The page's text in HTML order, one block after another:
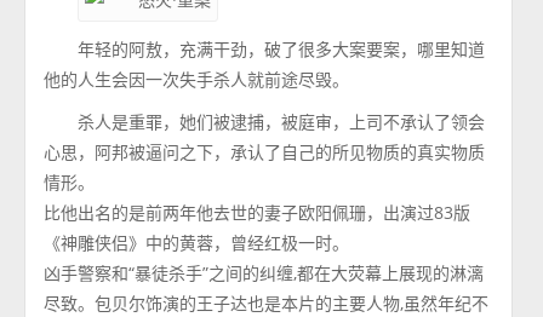
年轻的阿敖，充满干劲，破了很多大案要案，哪里知道
他的人生会因一次失手杀人就前途尽毁。
杀人是重罪，她们被逮捕，被庭审，上司不承认了领会
心思，阿邦被逼问之下，承认了自己的所见物质的真实物质
情形。
比他出名的是前两年他去世的妻子欧阳佩珊，出演过83版
《神雕侠侣》中的黄蓉，曾经红极一时。
凶手警察和“暴徒杀手”之间的纠缠,都在大荧幕上展现的淋漓
尽致。包贝尔饰演的王子达也是本片的主要人物,虽然年纪不